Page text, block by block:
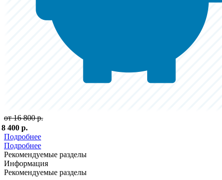
от 16 800 р.
8 400 р.
Подробнее
Подробнее
Рекомендуемые разделы
Информация
Рекомендуемые разделы